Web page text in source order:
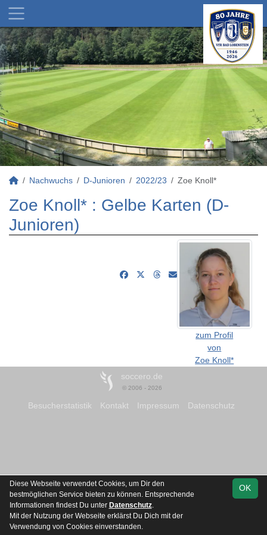
Nachwuchs D-Junioren 2022/23 Zoe Knoll*
Zoe Knoll* : Gelbe Karten (D-
Junioren)
zum Profil
von
Zoe Knoll*
soccero.de
© 2006 - 2026
Besucherstatistik Kontakt Impressum Datenschutz
OK
Diese Webseite verwendet Cookies, um Dir den
bestmöglichen Service bieten zu können. Entsprechende
Informationen findest Du unter Datenschutz.
Mit der Nutzung der Webseite erklärst Du Dich mit der
Verwendung von Cookies einverstanden.